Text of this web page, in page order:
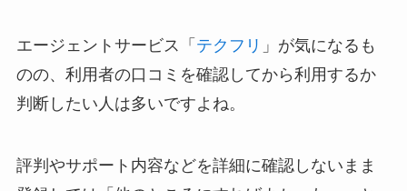
エージェントサービス「 テクフリ 」が気になるも
のの、利用者の口コミを確認してから利用するか
判断したい人は多いですよね。
評判やサポート内容などを詳細に確認しないまま